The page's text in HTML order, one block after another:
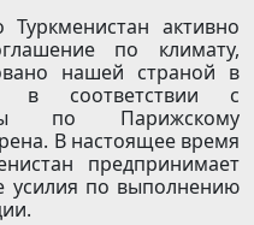
активно
по климату,
нашей страной в
соответствии с
по Парижскому
В настоящее время
предпринимает
усилия по выполнению